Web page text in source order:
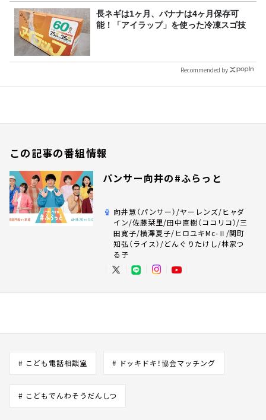
長ネギは1ヶ月、バナナは4ヶ月保存可
能！「アイラップ」を使った冷凍スゴ技
Recommended by
この記事の番組情報
パンサー向井の#ふらっと
向井慧（パンサー）/ヤーレンズ/ヒャダ
イン/佐藤栞里/田中直樹（ココリコ）/三
田寛子/横澤夏子/ヒロユキMc-Ⅱ/関町
知弘（ライス）/どんぐりたけし/林家つ
る子
# こども電話相談室 # ドッキドキ！協会マッチング
# こどもでんわそうだんしつ